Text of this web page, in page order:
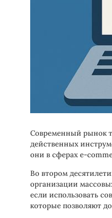
Современный рынок
действенных
они в сферах e-
Во втором
организации
если использовать
которые позволяют